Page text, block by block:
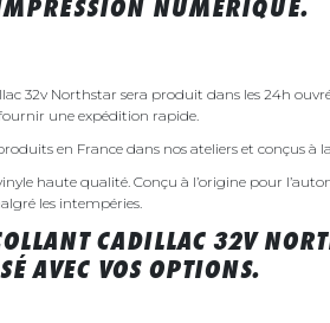
NUMÉRIQUE.
32v Northstar sera produit dans les 24h
une expédition rapide.
en France dans nos ateliers et conçus à
haute qualité. Conçu à l’origine pour
les intempéries.
CADILLAC 32V
AVEC VOS OPTIONS.